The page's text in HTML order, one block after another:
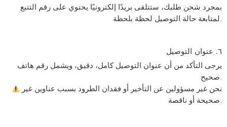
بمجرد شحن طلبك، ستتلقى بريدًا إلكترونيًا يحتوي على رقم التتبع
لمتابعة حالة التوصيل لحظة بلحظة.
٦. عنوان التوصيل
يرجى التأكد من أن عنوان التوصيلكامل، دقيق، ويشمل رقم هاتف
صحيح.
نحن غير مسؤولين عن التأخير أو فقدان الطرود بسبب عناوين غير
صحيحة أو ناقصة.